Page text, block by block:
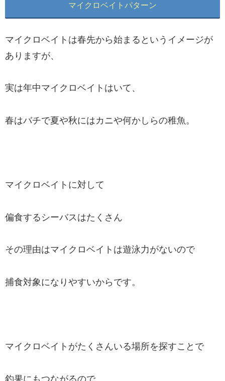
マイクロベイトパターン
マイクロベイトは春先から始まるというイメージが
ありますが、
実は年中マイクロベイトはいて、
春はバチで夏や秋にはカニや何かしらの稚魚。
マイクロベイトに対して
偏食するシーバスはたくさん
その理由はマイクロベイトは遊泳力がないので
捕食対象になりやすいからです。
マイクロベイトがたくさんいる場所を探すことで
釣果にもつながるので